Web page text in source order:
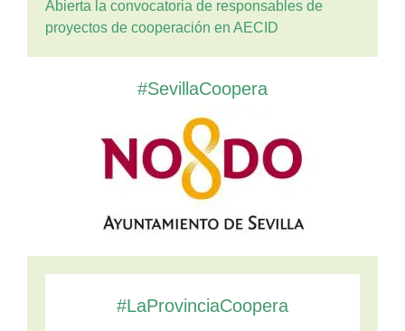
Abierta la convocatoria de responsables de
proyectos de cooperación en AECID
#SevillaCoopera
#LaProvinciaCoopera